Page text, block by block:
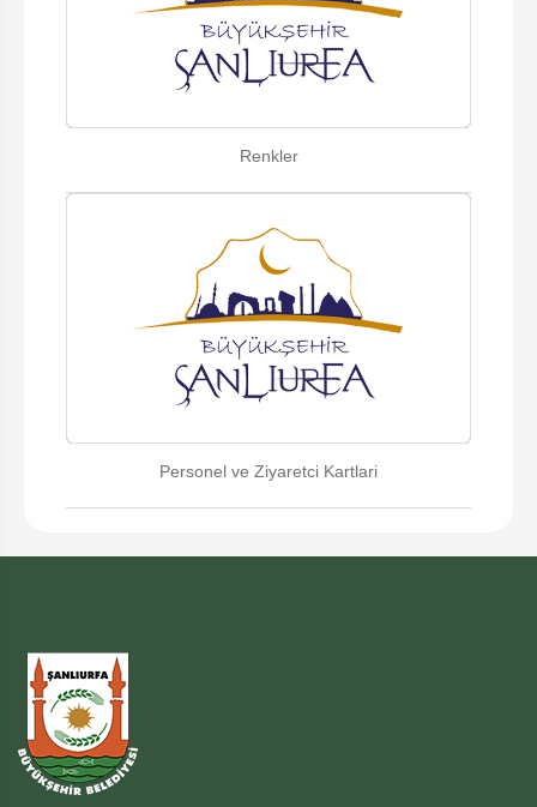
Renkler
Personel ve Ziyaretci Kartlari